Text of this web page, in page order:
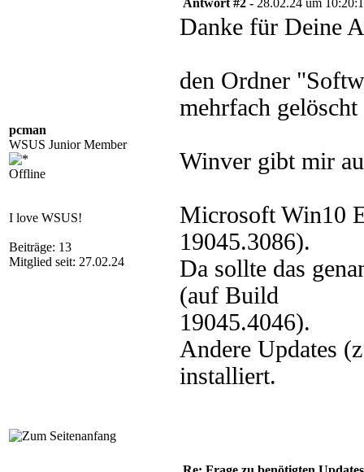
pcman
WSUS Junior Member
Offline
I love WSUS!
Beiträge: 13
Mitglied seit: 27.02.24
Antwort #2 - 28.02.24 um
Danke für Deine
den Ordner
mehrfach
Winver gibt mir
Microsoft Win10
19045.3086).
Da sollte das
(auf Build
19045.4046).
Andere Updates
installiert.